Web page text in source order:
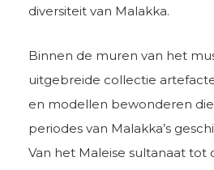
diversiteit van Malakka.
Binnen de muren van het
uitgebreide collectie
en modellen bewonderen
periodes van Malakka’s
Van het Maleise sultanaat tot